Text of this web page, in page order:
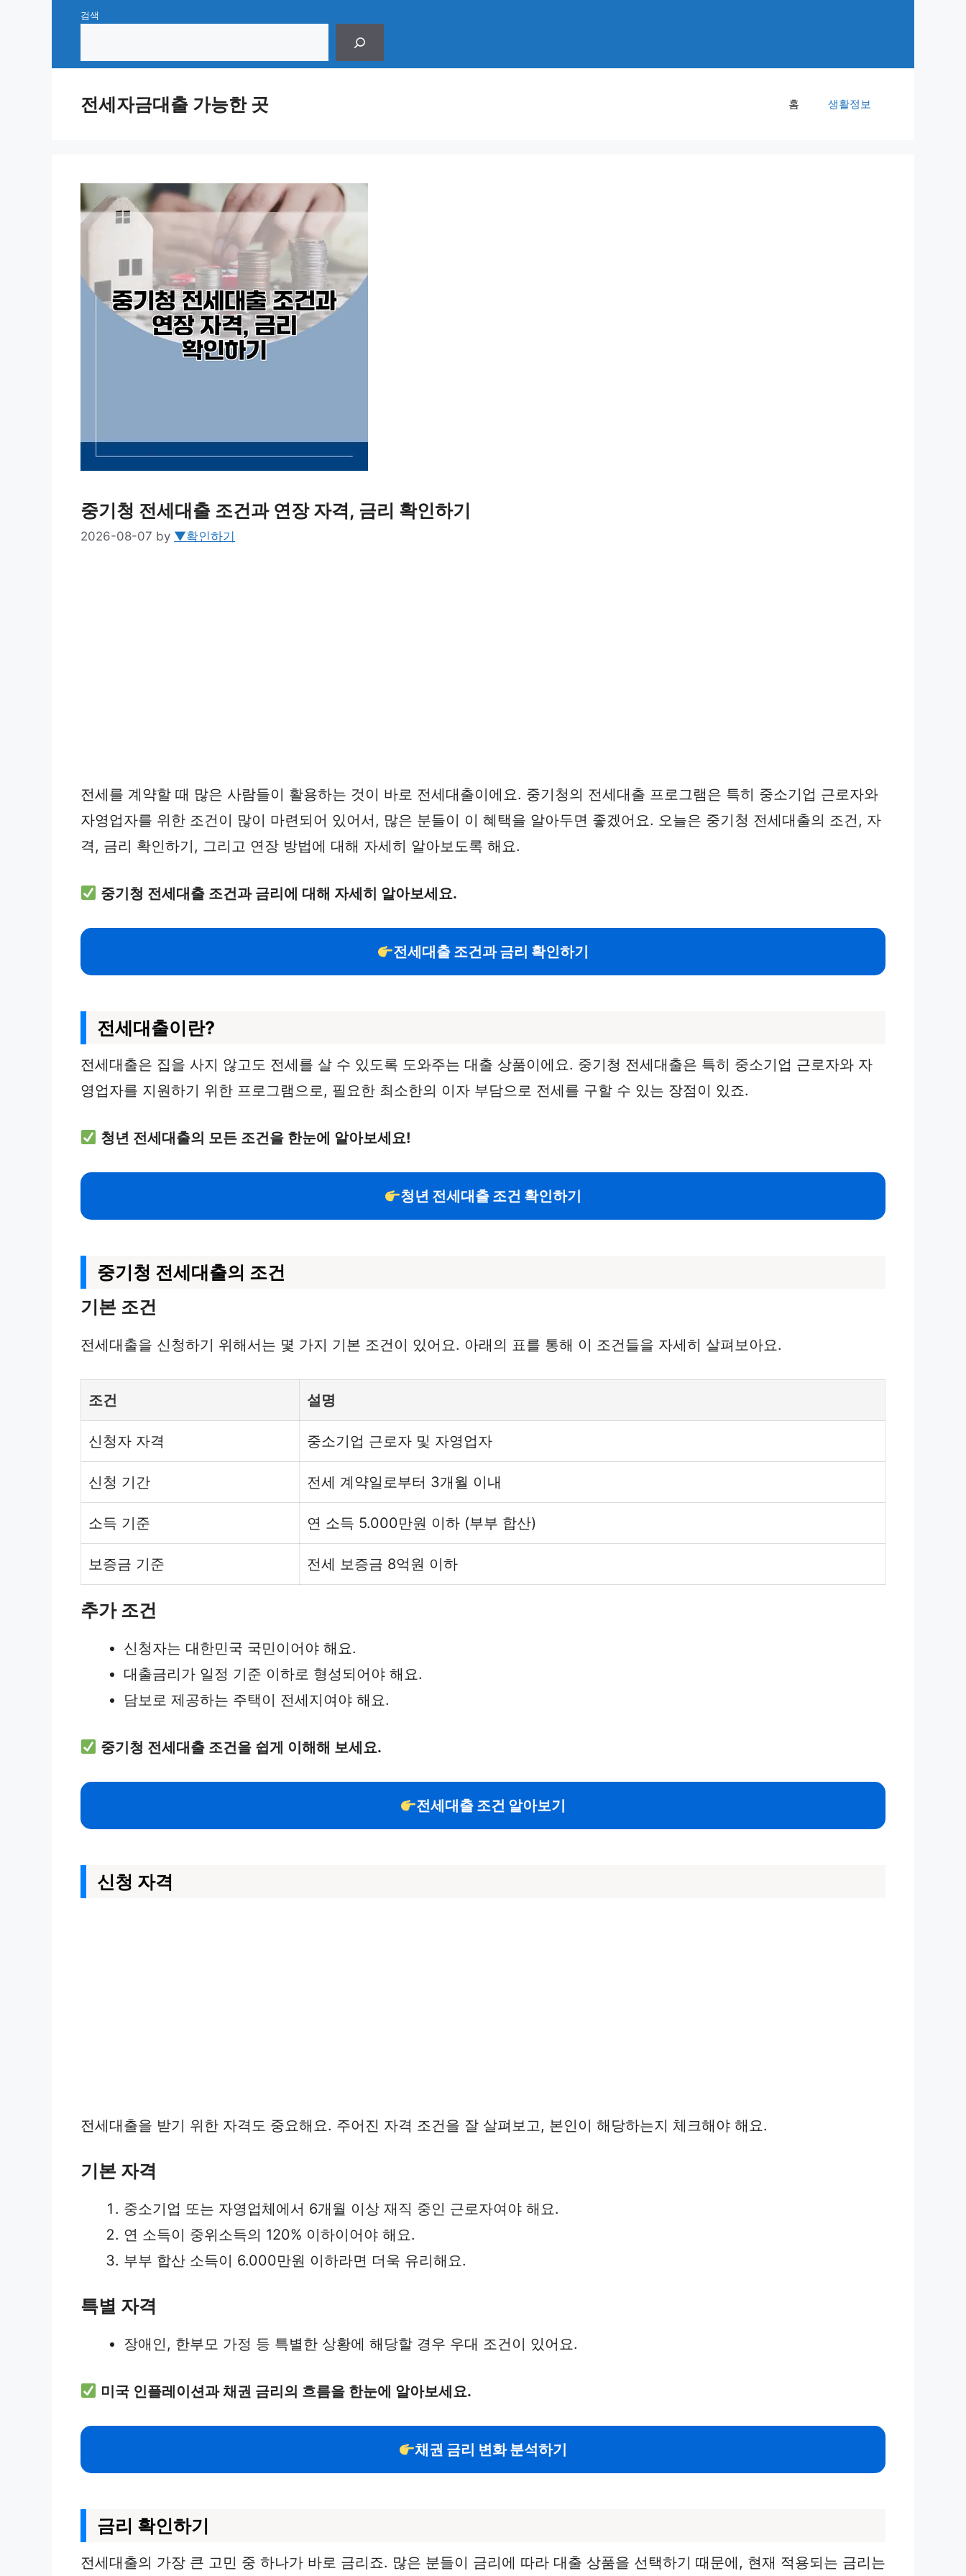
검색
전세자금대출 가능한 곳 홈 생활정보
중기청 전세대출 조건과 연장 자격, 금리 확인하기
2026-08-07 by ▼확인하기
전세를 계약할 때 많은 사람들이 활용하는 것이 바로 전세대출이에요. 중기청의 전세대출 프로그램은 특히 중소기업 근로자와
자영업자를 위한 조건이 많이 마련되어 있어서, 많은 분들이 이 혜택을 알아두면 좋겠어요. 오늘은 중기청 전세대출의 조건, 자
격, 금리 확인하기, 그리고 연장 방법에 대해 자세히 알아보도록 해요.
중기청 전세대출 조건과 금리에 대해 자세히 알아보세요.
전세대출 조건과 금리 확인하기
전세대출이란?
전세대출은 집을 사지 않고도 전세를 살 수 있도록 도와주는 대출 상품이에요. 중기청 전세대출은 특히 중소기업 근로자와 자
영업자를 지원하기 위한 프로그램으로, 필요한 최소한의 이자 부담으로 전세를 구할 수 있는 장점이 있죠.
청년 전세대출의 모든 조건을 한눈에 알아보세요!
청년 전세대출 조건 확인하기
중기청 전세대출의 조건
기본 조건
전세대출을 신청하기 위해서는 몇 가지 기본 조건이 있어요. 아래의 표를 통해 이 조건들을 자세히 살펴보아요.
조건 설명
신청자 자격 중소기업 근로자 및 자영업자
신청 기간 전세 계약일로부터 3개월 이내
소득 기준 연 소득 5.000만원 이하 (부부 합산)
보증금 기준 전세 보증금 8억원 이하
추가 조건
신청자는 대한민국 국민이어야 해요.
대출금리가 일정 기준 이하로 형성되어야 해요.
담보로 제공하는 주택이 전세지여야 해요.
중기청 전세대출 조건을 쉽게 이해해 보세요.
전세대출 조건 알아보기
신청 자격
전세대출을 받기 위한 자격도 중요해요. 주어진 자격 조건을 잘 살펴보고, 본인이 해당하는지 체크해야 해요.
기본 자격
중소기업 또는 자영업체에서 6개월 이상 재직 중인 근로자여야 해요.
연 소득이 중위소득의 120% 이하이어야 해요.
부부 합산 소득이 6.000만원 이하라면 더욱 유리해요.
특별 자격
장애인, 한부모 가정 등 특별한 상황에 해당할 경우 우대 조건이 있어요.
미국 인플레이션과 채권 금리의 흐름을 한눈에 알아보세요.
채권 금리 변화 분석하기
금리 확인하기
전세대출의 가장 큰 고민 중 하나가 바로 금리죠. 많은 분들이 금리에 따라 대출 상품을 선택하기 때문에, 현재 적용되는 금리는